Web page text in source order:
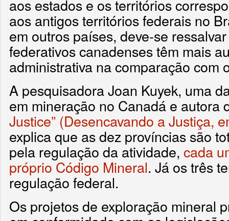
aos estados e os territórios
aos antigos territórios federais no
em outros países, deve-se
federativos canadenses têm mais
administrativa na comparação com
A pesquisadora Joan Kuyek, uma
em mineração no Canadá e autora
Justice” (Desencavando a Justiça,
explica que as dez províncias são
pela regulação da atividade, cada
próprio Código Mineral. Já os três
regulação federal.
Os projetos de exploração mineral